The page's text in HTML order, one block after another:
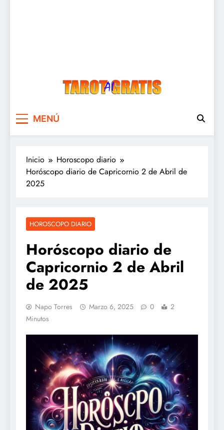
MENÚ
Inicio
Horoscopo diario
Horóscopo diario de Capricornio 2 de Abril de
2025
HOROSCOPO DIARIO
Horóscopo diario de
Capricornio 2 de Abril
de 2025
Napo Torres Marzo 6, 2025 0
2
Minutos